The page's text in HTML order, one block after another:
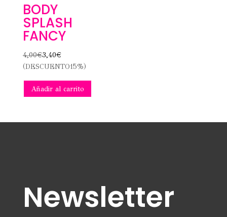
BODY
SPLASH
FANCY
4,00€3,40€
(DESCUENTO15%)
Añadir al carrito
Newsletter